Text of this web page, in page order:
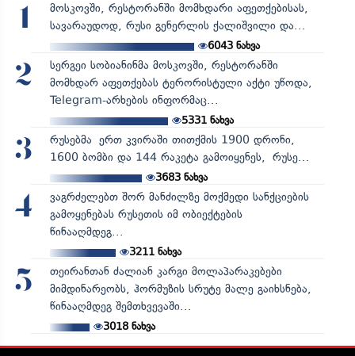
1
მოსკოვში, რესტორანში მომხდარი აფეთქებისას,
სავარაუდოდ, რუსი გენერლის ქალიშვილი და...
6043 ნახვა
2
სერგეი სობიანინმა მოსკოვში, რესტორანში
მომხდარ აფეთქებას ტერორისტული აქტი უწოდა,
Telegram-არხების ინფორმაც...
5331ნახვა
3
რუსებმა ერთ კვირაში თითქმის 1900 დრონი,
1600 ბომბი და 144 რაკეტა გამოიყენეს, რუსე...
3683ნახვა
4
ვაგრძელებთ შორ მანძილზე მოქმედი სანქციების
გამოყენებას რუსეთის იმ ობიექტების
წინააღმდეგ...
3211ნახვა
5
თეირანთან ძალიან კარგი მოლაპარაკებები
მიმდინარეობს, ჰორმუზის სრუტე მალე გაიხსნება,
წინააღმდეგ შემთხვევაში...
3018ნახვა